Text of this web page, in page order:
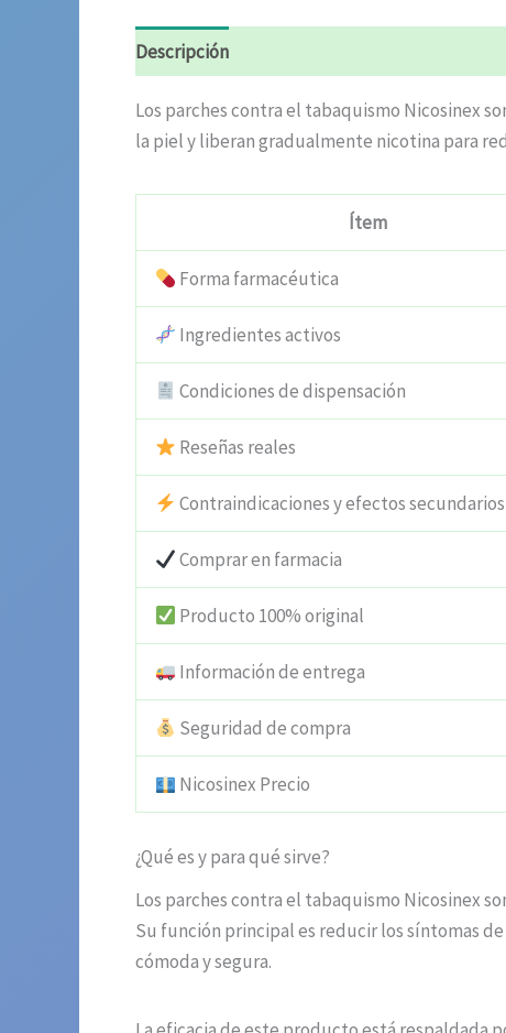
Descripción
Los parches contra el tabaquismo Nicosinex
la piel y liberan gradualmente nicotina para
Ítem
Forma farmacéutica
Ingredientes activos
Condiciones de dispensación
Reseñas reales
Contraindicaciones y efectos secundarios
Comprar en farmacia
Producto 100% original
Información de entrega
Seguridad de compra
Nicosinex Precio
¿Qué es y para qué sirve?
Los parches contra el tabaquismo Nicosinex
Su función principal es reducir los síntomas
cómoda y segura.